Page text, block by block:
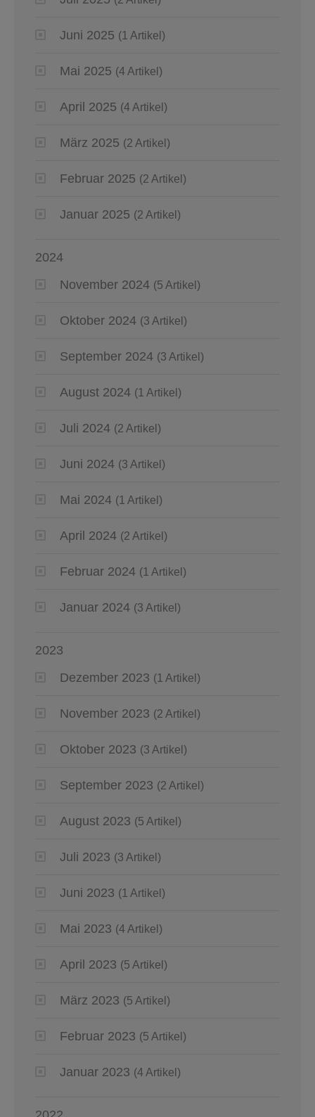
Juni 2025 (1 Artikel)
Mai 2025 (4 Artikel)
April 2025 (4 Artikel)
März 2025 (2 Artikel)
Februar 2025 (2 Artikel)
Januar 2025 (2 Artikel)
2024
November 2024 (5 Artikel)
Oktober 2024 (3 Artikel)
September 2024 (3 Artikel)
August 2024 (1 Artikel)
Juli 2024 (2 Artikel)
Juni 2024 (3 Artikel)
Mai 2024 (1 Artikel)
April 2024 (2 Artikel)
Februar 2024 (1 Artikel)
Januar 2024 (3 Artikel)
2023
Dezember 2023 (1 Artikel)
November 2023 (2 Artikel)
Oktober 2023 (3 Artikel)
September 2023 (2 Artikel)
August 2023 (5 Artikel)
Juli 2023 (3 Artikel)
Juni 2023 (1 Artikel)
Mai 2023 (4 Artikel)
April 2023 (5 Artikel)
März 2023 (5 Artikel)
Februar 2023 (5 Artikel)
Januar 2023 (4 Artikel)